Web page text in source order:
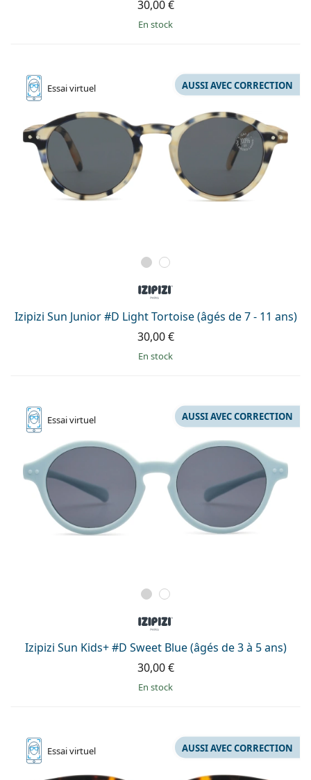
30,00 €
en stock
Essaivirtuel
Izipizi Sun Junior #D Light Tortoise (âgés de 7 - 11 ans)
AUSSI AVEC CORRECTION
30,00 €
en stock
Essaivirtuel
Izipizi Sun Kids+ #D Sweet Blue (âgés de 3 à 5 ans)
AUSSI AVEC CORRECTION
30,00 €
en stock
Essaivirtuel AUSSI AVEC CORRECTION